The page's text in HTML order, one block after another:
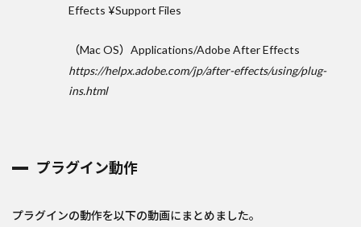
Effects ¥Support Files
（Mac OS）Applications/Adobe After Effects
https://helpx.adobe.com/jp/after-effects/using/plug-
ins.html
プラグイン動作
プラグインの動作を以下の動画にまとめました。